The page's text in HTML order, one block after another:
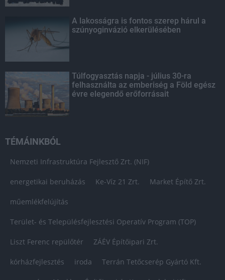
A lakosságra is fontos szerep hárul a
szúnyoginvázió elkerülésében
Túlfogyasztás napja - július 30-ra
felhasználta az emberiség a Föld egész
évre elegendő erőforrásait
TÉMÁINKBÓL
Nemzeti Infrastruktúra Fejlesztő Zrt. (NIF)
energetikai beruházás Ke-Víz 21 Zrt. Market Építő Zrt.
műemlékfelújítás
Terület- és Településfejlesztési Operatív Program (TOP)
Liszt Ferenc repülőtér ZÁÉV Építőipari Zrt.
kórházfejlesztés iroda Terrán Tetőcserép Gyártó Kft.